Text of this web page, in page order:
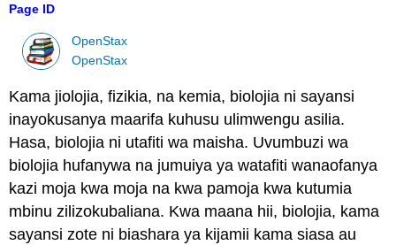
Page ID
OpenStax
OpenStax
Kama jiolojia, fizikia, na kemia, biolojia ni sayansi
inayokusanya maarifa kuhusu ulimwengu asilia.
Hasa, biolojia ni utafiti wa maisha. Uvumbuzi wa
biolojia hufanywa na jumuiya ya watafiti wanaofanya
kazi moja kwa moja na kwa pamoja kwa kutumia
mbinu zilizokubaliana. Kwa maana hii, biolojia, kama
sayansi zote ni biashara ya kijamii kama siasa au